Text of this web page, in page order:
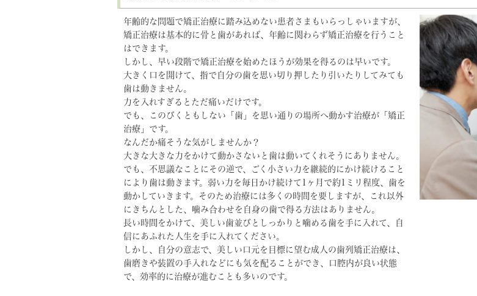
年齢的な問題で矯正治療に踏み込めない患者さまもいらっしゃいますが、
矯正治療は基本的に骨と歯があれば、年齢に関わらず矯正治療を行うこと
はできます。
しかし、早い段階で矯正治療を始めたほうが効果を得るのは早いです。
大きく口を開けて、指で自分の歯を思い切り押したり引いたりしてみても
歯は動きません。
力を入れすぎるとただ痛いだけです。
でも、このびくともしない「歯」を思い通りの場所へ動かす治療が「矯正
治療」です。
なんだか痛そうな気がしませんか？
大きな大きな力をかけて動かさないと歯は動いてくれそうにありません。
でも、不思議なことにその逆で、ごく小さい力を継続的にかけ続けること
により歯は動きます。弱い力を毎日かけ続けて1ヶ月で約1ミリ程度、歯を
動かしていきます。そのため治療には多くの時間を要しますが、これ以外
にきちんとした、噛み合わせを自身の歯で得る方法はありません。
長い時間をかけて、美しい歯並びとしっかりと噛める歯を手に入れて、自
信にあふれた人生を手に入れてください。
しかし、自分の意志で、美しい口元を目標に望む成人の歯列矯正治療は、
歯磨きや装置の手入れなどにも気を配ることができ、口腔内が良い状態
で、効率的に治療が進むことも多いのです。